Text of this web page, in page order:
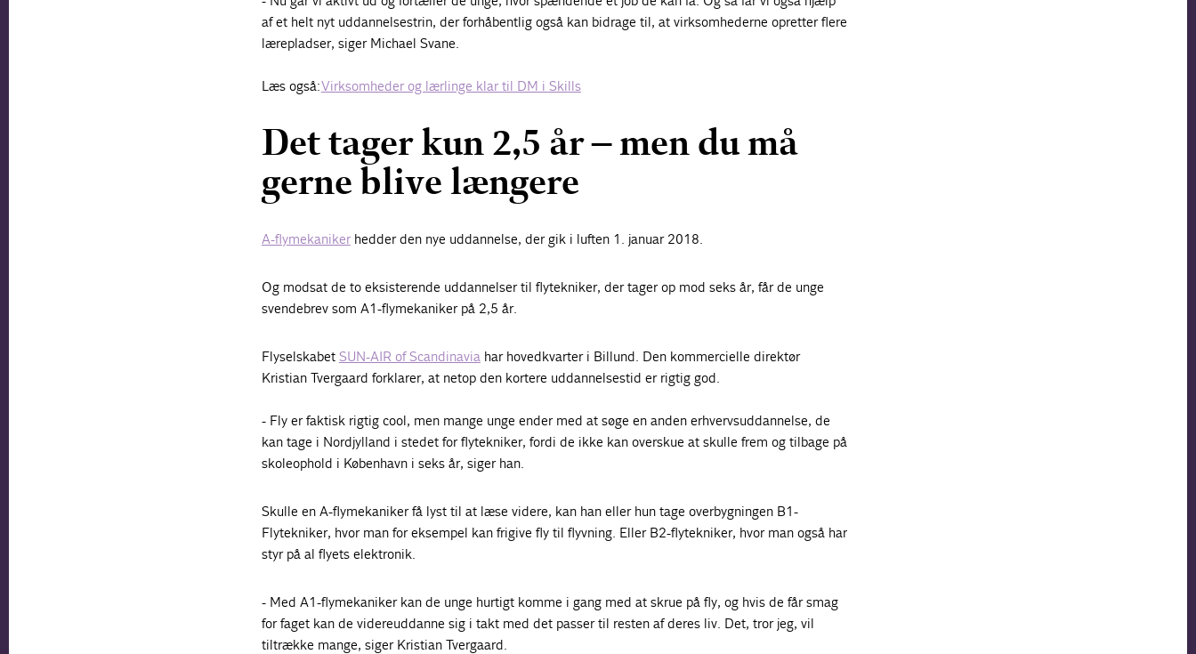
af et helt nyt uddannelsestrin, der forhåbentlig også kan bidrage til, at virksomhederne opretter flere
lærepladser, siger Michael Svane.
Læs også:Virksomheder og lærlinge klar til DM i Skills
Det tager kun 2,5 år – men du må
gerne blive længere
A-flymekanikerhedder den nye uddannelse, der gik i luften 1. januar 2018.
Og modsat de to eksisterende uddannelser til flytekniker, der tager op mod seks år, får de unge
svendebrev som A1-flymekaniker på 2,5 år.
Flyselskabet SUN-AIR of Scandinaviahar hovedkvarter i Billund. Den kommercielle direktør
Kristian Tvergaard forklarer, at netop den kortere uddannelsestid er rigtig god.
- Fly er faktisk rigtig cool, men mange unge ender med at søge en anden erhvervsuddannelse, de
kan tage i Nordjylland i stedet for flytekniker, fordi de ikke kan overskue at skulle frem og tilbage på
skoleophold i København i seks år, siger han.
Skulle en A-flymekaniker få lyst til at læse videre, kan han eller hun tage overbygningen B1-
Flytekniker, hvor man for eksempel kan frigive fly til flyvning. Eller B2-flytekniker, hvor man også har
styr på al flyets elektronik.
- Med A1-flymekaniker kan de unge hurtigt komme i gang med at skrue på fly, og hvis de får smag
for faget kan de videreuddanne sig i takt med det passer til resten af deres liv. Det, tror jeg, vil
tiltrække mange, siger Kristian Tvergaard.